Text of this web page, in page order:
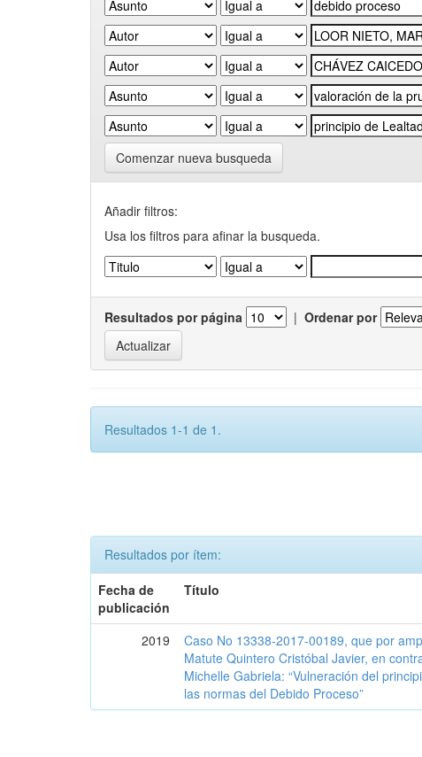
Comenzar nueva busqueda
Añadir filtros:
Usa los filtros para afinar la busqueda.
Resultados por página | Ordenar por
Resultados 1-1 de 1.
Resultados por ítem:
Fecha de
publicación
Título
2019
Caso No 13338-2017-00189, que por
Matute Quintero Cristóbal Javier, en
Michelle Gabriela: “Vulneración del
las normas del Debido Proceso”